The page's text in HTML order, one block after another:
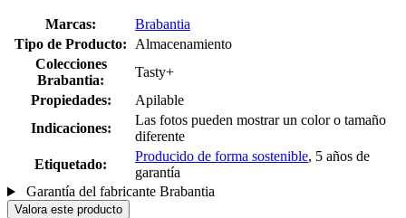
Marcas:
Brabantia
Tipo de Producto:
Almacenamiento
Colecciones
Brabantia:
Tasty+
Propiedades:
Apilable
Indicaciones:
Las fotos pueden mostrar un color o tamaño
diferente
Etiquetado:
Producido de forma sostenible, 5 años de
garantía
Garantía del fabricante Brabantia
Valora este producto